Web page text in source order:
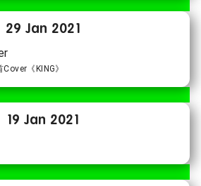
29 Jan 2021
《KING》
19 Jan 2021